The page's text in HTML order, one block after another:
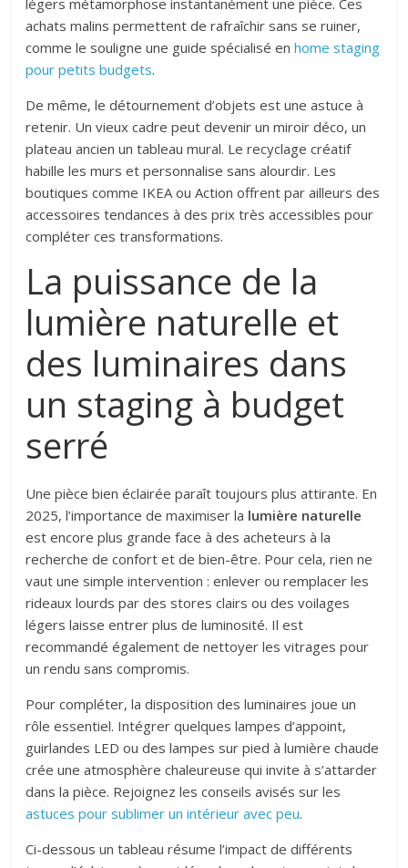
légers métamorphose instantanément une pièce. Ces
achats malins permettent de rafraîchir sans se ruiner,
comme le souligne une guide spécialisé enhome staging
pour petits budgets.
De même, le détournement d’objets est une astuce à
retenir. Un vieux cadre peut devenir un miroir déco, un
plateau ancien un tableau mural. Le recyclage créatif
habille les murs et personnalise sans alourdir. Les
boutiques comme IKEA ou Action offrent par ailleurs des
accessoires tendances à des prix très accessibles pour
compléter ces transformations.
La puissance de la
lumière naturelle et
des luminaires dans
un staging à budget
serré
Une pièce bien éclairée paraît toujours plus attirante. En
2025, l’importance de maximiser la lumière naturelle
est encore plus grande face à des acheteurs à la
recherche de confort et de bien-être. Pour cela, rien ne
vaut une simple intervention : enlever ou remplacer les
rideaux lourds par des stores clairs ou des voilages
légers laisse entrer plus de luminosité. Il est
recommandé également de nettoyer les vitrages pour
un rendu sans compromis.
Pour compléter, la disposition des luminaires joue un
rôle essentiel. Intégrer quelques lampes d’appoint,
guirlandes LED ou des lampes sur pied à lumière chaude
crée une atmosphère chaleureuse qui invite à s’attarder
dans la pièce. Rejoignez les conseils avisés sur les
astuces pour sublimer un intérieur avec peu.
Ci-dessous un tableau résume l’impact de différents